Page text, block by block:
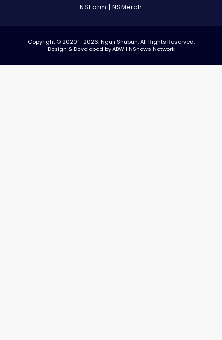
NSFarm | NSMerch
Copyright © 2020 - 2026. Ngaji Shubuh. All Rights Reserved.
Design & Developed by ABW | NSnews Network